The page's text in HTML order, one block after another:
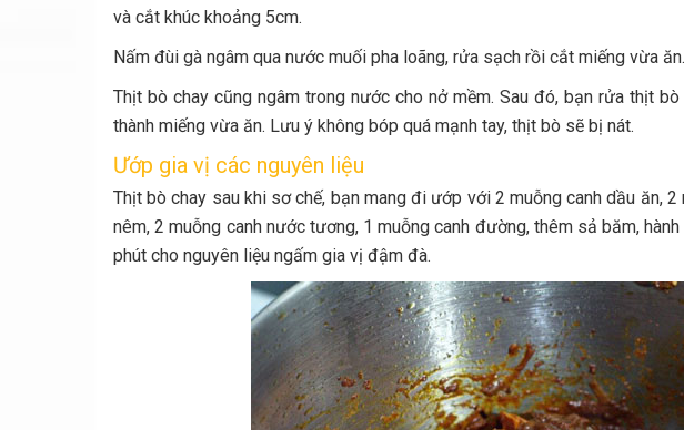
và cắt khúc khoảng 5cm.
Nấm đùi gà ngâm qua nước muối pha loãng, rửa sạch rồi cắt miếng vừa ăn.
Thịt bò chay cũng ngâm trong nước cho nở mềm. Sau đó, bạn rửa thịt
thành miếng vừa ăn. Lưu ý không bóp quá mạnh tay, thịt bò sẽ bị nát.
Ướp gia vị các nguyên liệu
Thịt bò chay sau khi sơ chế, bạn mang đi ướp với 2 muỗng canh dầu ăn,
nêm, 2 muỗng canh nước tương, 1 muỗng canh đường, thêm sả băm,
phút cho nguyên liệu ngấm gia vị đậm đà.